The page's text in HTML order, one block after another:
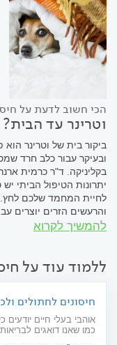
הכי חשוב לדעת על
וטרינר עד
ביקור בית של וטרינר הוא
ובעיקר עבור כלב חרד
בקליניקה. ד"ר כרמית
יתרונות הטיפול הביתי
לחיית המחמד שלכם לחץ.
והרעשים הזרים יוצרים
להמשיך לקרוא
ללמוד עוד על
חיסונים לחתולים
אוהבי בעלי חיים
כמו שאנו דואגים